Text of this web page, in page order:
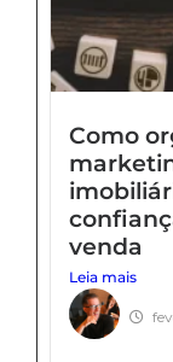
e
com
da
Como
venda
Leia mais